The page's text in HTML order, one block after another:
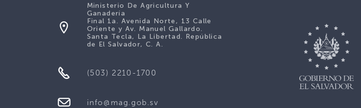
Ministerio De Agricultura Y
Ganadería
Final 1a. Avenida Norte, 13 Calle
Oriente y Av. Manuel Gallardo.
Santa Tecla, La Libertad. República
de El Salvador, C. A.
(503) 2210-1700
info@mag.gob.sv